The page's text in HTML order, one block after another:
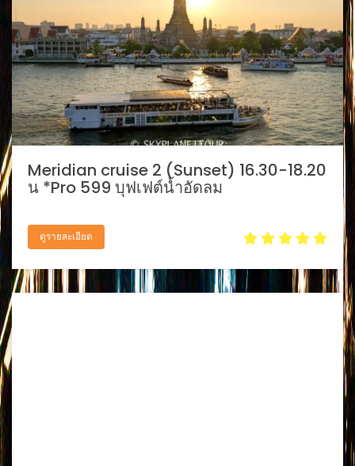
Meridian cruise 2 (Sunset) 16.30-18.20
น *Pro 599 บุฟเฟต์น้ำอัดลม
ดูรายละเอียด